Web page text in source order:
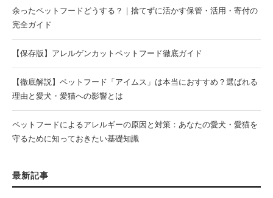
余ったペットフードどうする？｜捨てずに活かす保管・活用・寄付の
完全ガイド
【保存版】アレルゲンカットペットフード徹底ガイド
【徹底解説】ペットフード「アイムス」は本当におすすめ？選ばれる
理由と愛犬・愛猫への影響とは
ペットフードによるアレルギーの原因と対策：あなたの愛犬・愛猫を
守るために知っておきたい基礎知識
最新記事